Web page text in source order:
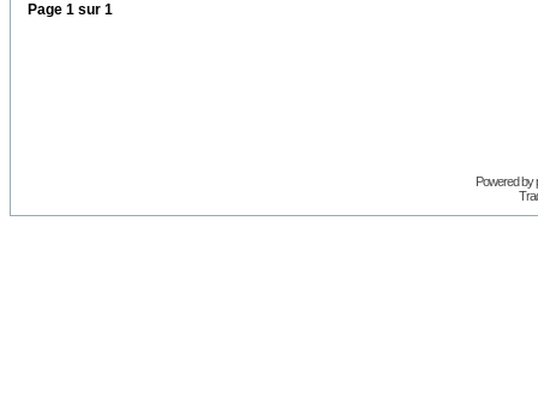
Page 1 sur 1
Powered by